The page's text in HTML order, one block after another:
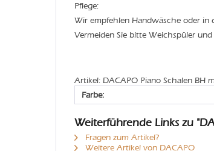
Pflege:
Wir empfehlen Handwäsche oder in
Vermeiden Sie bitte Weichspüler
Artikel: DACAPO Piano Schalen BH
Farbe:
Weiterführende Links zu
Fragen zum Artikel?
Weitere Artikel von DACAPO